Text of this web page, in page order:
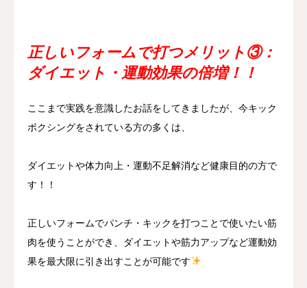
正しいフォームで打つメリット③：
ダイエット・運動効果の倍増！！
ここまで実践を意識したお話をしてきましたが、今キック
ボクシングをされている方の多くは、
ダイエットや体力向上・運動不足解消など健康目的の方で
す！！
正しいフォームでパンチ・キックを打つことで使いたい筋
肉を使うことができ、ダイエットや筋力アップなど運動効
果を最大限に引き出すことが可能です